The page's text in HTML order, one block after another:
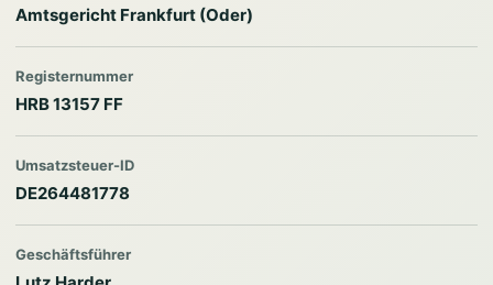
Amtsgericht Frankfurt (Oder)
Registernummer
HRB 13157 FF
Umsatzsteuer-ID
DE264481778
Geschäftsführer